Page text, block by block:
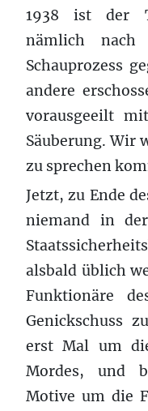
1938 ist der
nämlich nach
Schauprozess
andere
vorausgeeilt
Säuberung. Wir
zu sprechen
Jetzt, zu Ende
niemand in
alsbald üblich
Funktionäre
Genickschuss
erst Mal um
Mordes, und
Motive um die